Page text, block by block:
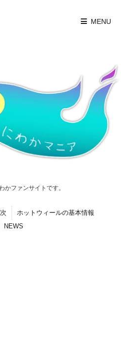
MENU
かファンサイトです。
ホットウィールの基本情報
NEWS